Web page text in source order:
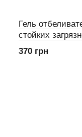
Гель
стойких
Bright Strong,
370 грн